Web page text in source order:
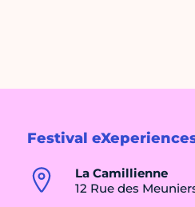
Festival
La Camillienne
12 Rue des